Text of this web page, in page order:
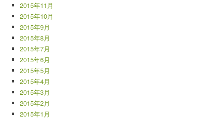
2015年11月
2015年10月
2015年9月
2015年8月
2015年7月
2015年6月
2015年5月
2015年4月
2015年3月
2015年2月
2015年1月